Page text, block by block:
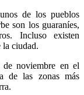
de los pueblos
son los guaraníes,
Incluso existen
la ciudad.
noviembre en el
de las zonas más